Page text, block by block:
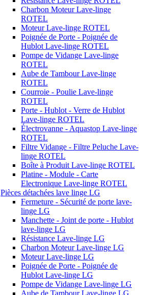
Charbon Moteur Lave-linge
ROTEL
Moteur Lave-linge ROTEL
Poignée de Porte - Poignée de
Hublot Lave-linge ROTEL
Pompe de Vidange Lave-linge
ROTEL
Aube de Tambour Lave-linge
ROTEL
Courroie - Poulie Lave-linge
ROTEL
Porte - Hublot - Verre de Hublot
Lave-linge ROTEL
Électrovanne - Aquastop Lave-linge
ROTEL
Filtre Vidange - Filtre Peluche Lave-
linge ROTEL
Boîte à Produit Lave-linge ROTEL
Platine - Module - Carte
Electronique Lave-linge ROTEL
Pièces détachées lave linge LG
Fermeture - Sécurité de porte lave-
linge LG
Manchette - Joint de porte - Hublot
lave-linge LG
Résistance Lave-linge LG
Charbon Moteur Lave-linge LG
Moteur Lave-linge LG
Poignée de Porte - Poignée de
Hublot Lave-linge LG
Pompe de Vidange Lave-linge LG
Aube de Tambour Lave-linge LG